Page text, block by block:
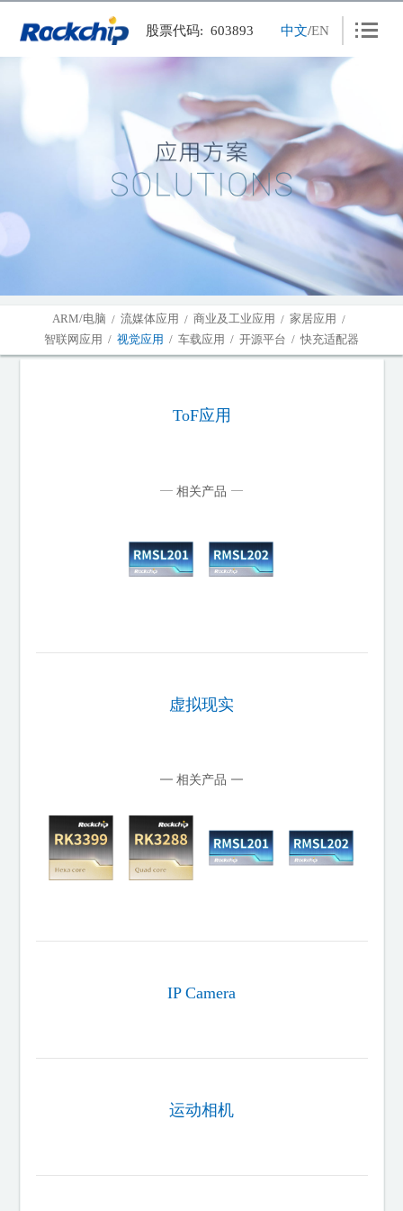
中文/EN
股票代码: 603893
产品中心
新闻中心
联系我们
投资者关系
下载中心
ARM/电脑 / 流媒体应用 / 商业及工业应用 / 家居应用 /
智联网应用 / 视觉应用 / 车载应用 / 开源平台 / 快充适配器
ToF应用
相关产品
虚拟现实
相关产品
IP Camera
运动相机